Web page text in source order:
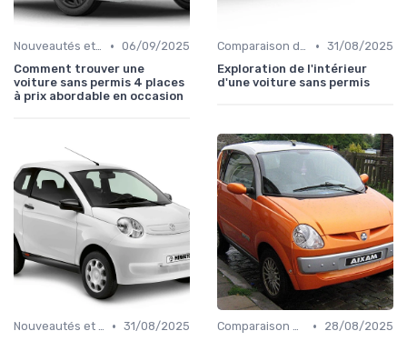
Nouveautés et Tendances • 06/09/2025
Comment trouver une
voiture sans permis 4 places
à prix abordable en occasion
Comparaison des Modèles • 31/08/2025
Exploration de l'intérieur
d'une voiture sans permis
Nouveautés et Tendances • 31/08/2025
Comparaison des Modèles •
28/08/2025